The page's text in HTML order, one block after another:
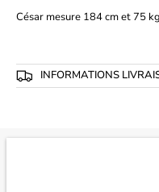
César mesure 184 cm et 75
INFORMATIONS